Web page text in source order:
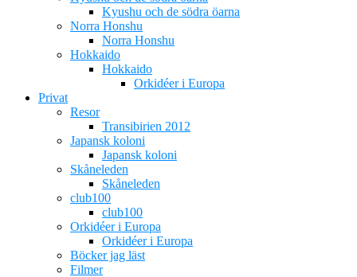
Kyushu och de södra öarna
Norra Honshu
Norra Honshu
Hokkaido
Hokkaido
Orkidéer i Europa
Privat
Resor
Transibirien 2012
Japansk koloni
Japansk koloni
Skåneleden
Skåneleden
club100
club100
Orkidéer i Europa
Orkidéer i Europa
Böcker jag läst
Filmer